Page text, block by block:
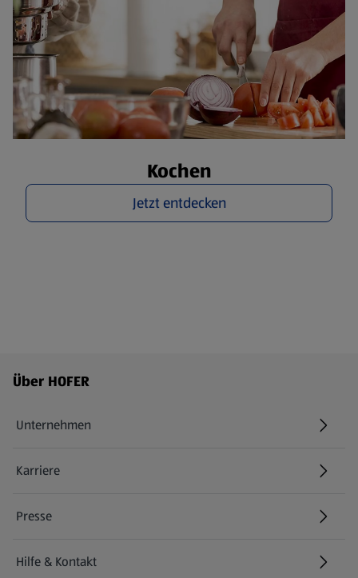
Kochen
Jetzt entdecken
Fußzeilenmenü - weitere Links
Über HOFER
Unternehmen
Karriere
(öffnet in einem neuen Tab)
Presse
Hilfe & Kontakt
(öffnet in einem neuen Tab)